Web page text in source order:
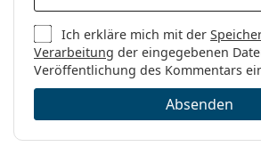
Ich erkläre mich mit der
Verarbeitung der eingegebenen
Veröffentlichung des Kommentars
Absenden